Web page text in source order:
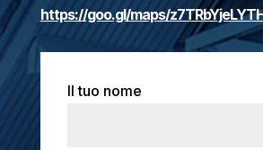
Inviaci il tuo Cv o il tuo portfolio a:
Info@projectbuilding.it,
ti contatteremo per un colloquio.
https://goo.gl/maps/